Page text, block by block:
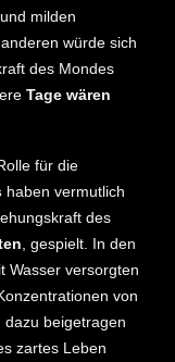
und milden
würde sich
des Mondes
Tage wären
für die
haben vermutlich
des
, gespielt. In den
Wasser versorgten
von
beigetragen
zartes Leben